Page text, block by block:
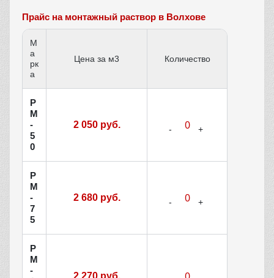
Прайс на монтажный раствор в Волхове
М
а
рк
а
Цена за м3 Количество
Р
М
-
5
0
2 050 руб.
Р
М
-
7
5
2 680 руб.
Р
М
-
2 270 руб.